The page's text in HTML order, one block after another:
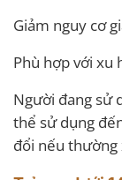
Giảm nguy cơ
Phù hợp với xu
Người đang sử
thể sử dụng
đổi nếu thường